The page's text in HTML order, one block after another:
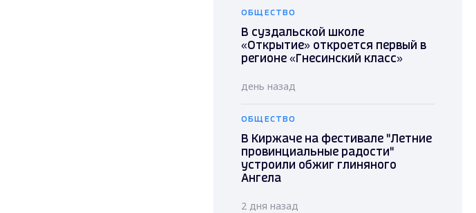
ОБЩЕСТВО
В суздальской школе
«Открытие» откроется первый в
регионе «Гнесинский класс»
день назад
ОБЩЕСТВО
В Киржаче на фестивале "Летние
провинциальные радости"
устроили обжиг глиняного
Ангела
2 дня назад